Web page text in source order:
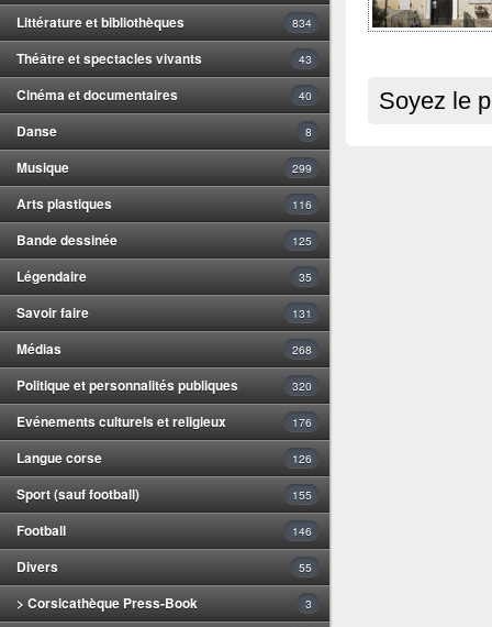
Littérature et bibliothèques 834
Théâtre et spectacles vivants 43
Cinéma et documentaires 40
Danse 8
Musique 299
Arts plastiques 116
Bande dessinée 125
Légendaire 35
Savoir faire 131
Médias 268
Politique et personnalités publiques 320
Evénements culturels et religieux 176
Langue corse 126
Sport (sauf football) 155
Football 146
Divers 55
> Corsicathèque Press-Book 3
Soyez le